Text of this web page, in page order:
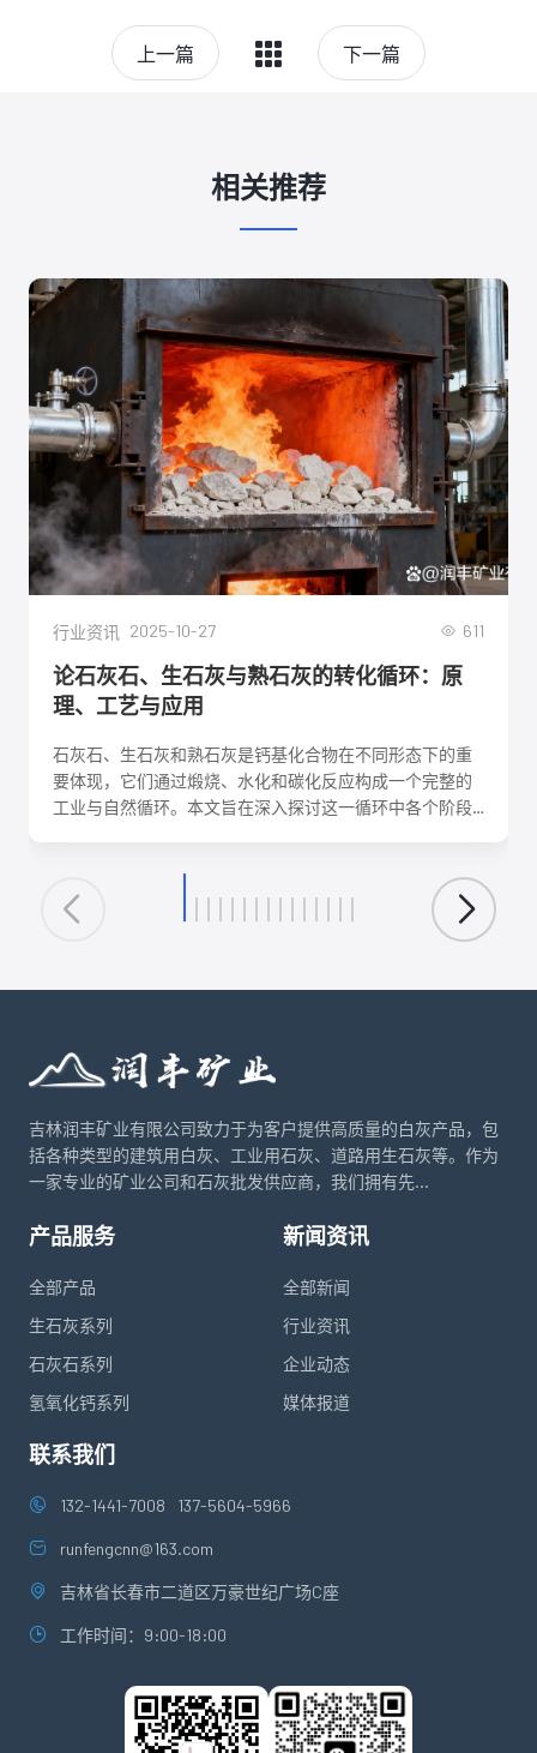
上一篇 下一篇
相关推荐
行业资讯 2025-10-27 611
论石灰石、生石灰与熟石灰的转化循环：原
理、工艺与应用
石灰石、生石灰和熟石灰是钙基化合物在不同形态下的重
要体现，它们通过煅烧、水化和碳化反应构成一个完整的
工业与自然循环。本文旨在深入探讨这一循环中各个阶段
优化生产工艺、降低能耗、实现资源可持续利用具有重要
意义。
吉林润丰矿业有限公司致力于为客户提供高质量的白灰产品，包
括各种类型的建筑用白灰、工业用石灰、道路用生石灰等。作为
一家专业的矿业公司和石灰批发供应商，我们拥有先...
产品服务
全部产品
生石灰系列
石灰石系列
氢氧化钙系列
新闻资讯
全部新闻
行业资讯
企业动态
媒体报道
联系我们
132-1441-7008 137-5604-5966
runfengcnn@163.com
吉林省长春市二道区万豪世纪广场C座
工作时间：9:00-18:00